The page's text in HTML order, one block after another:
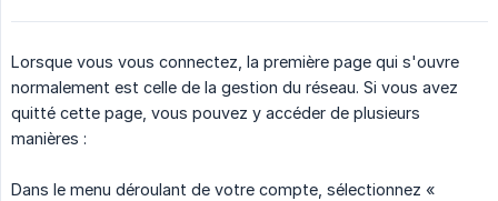
Lorsque vous vous connectez, la première page qui s'ouvre
normalement est celle de la gestion du réseau. Si vous avez
quitté cette page, vous pouvez y accéder de plusieurs
manières :
Dans le menu déroulant de votre compte, sélectionnez «